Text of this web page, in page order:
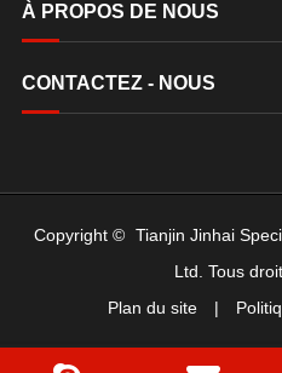
À PROPOS DE NOUS
CONTACTEZ - NOUS
Copyright © Tianjin Jinhai
Ltd. Tous
Plan du site
|